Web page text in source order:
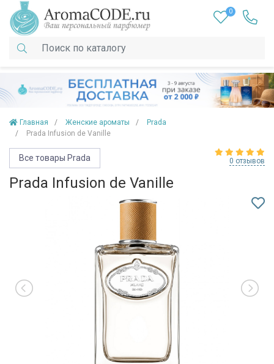
0
Главная Женские ароматы
Prada
Prada Infusion de Vanille
Все товары Prada 0 отзывов
Prada Infusion de Vanille